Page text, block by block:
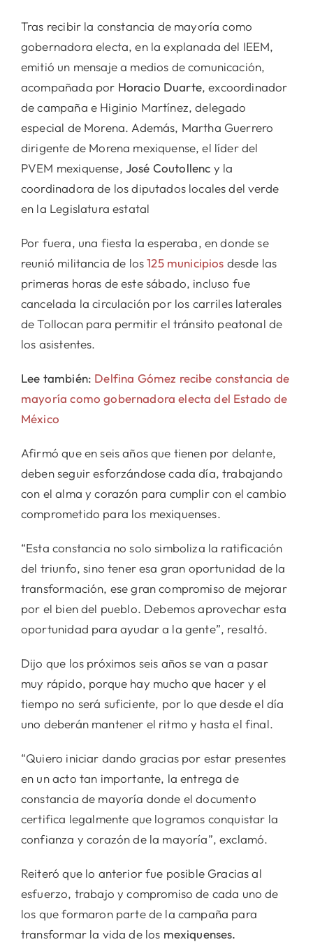
Tras recibir la constancia de mayoría como
gobernadora electa, en la explanada del IEEM,
emitió un mensaje a medios de comunicación,
acompañada por Horacio Duarte, excoordinador
de campaña e Higinio Martínez, delegado
especial de Morena. Además, Martha Guerrero
dirigente de Morena mexiquense, el líder del
PVEM mexiquense, José Coutollenc y la
coordinadora de los diputados locales del verde
en la Legislatura estatal
Por fuera, una fiesta la esperaba, en donde se
reunió militancia de los125 municipios desde las
primeras horas de este sábado, incluso fue
cancelada la circulación por los carriles laterales
de Tollocan para permitir el tránsito peatonal de
los asistentes.
Lee también: Delfina Gómez recibe constancia de
mayoría como gobernadora electa del Estado de
México
Afirmó que en seis años que tienen por delante,
deben seguir esforzándose cada día, trabajando
con el alma y corazón para cumplir con el cambio
comprometido para los mexiquenses.
“Esta constancia no solo simboliza la ratificación
del triunfo, sino tener esa gran oportunidad de la
transformación, ese gran compromiso de mejorar
por el bien del pueblo. Debemos aprovechar esta
oportunidad para ayudar a la gente”, resaltó.
Dijo que los próximos seis años se van a pasar
muy rápido, porque hay mucho que hacer y el
tiempo no será suficiente, por lo que desde el día
uno deberán mantener el ritmo y hasta el final.
“Quiero iniciar dando gracias por estar presentes
en un acto tan importante, la entrega de
constancia de mayoría donde el documento
certifica legalmente que logramos conquistar la
confianza y corazón de la mayoría”, exclamó.
Reiteró que lo anterior fue posible Gracias al
esfuerzo, trabajo y compromiso de cada uno de
los que formaron parte de la campaña para
transformar la vida de los mexiquenses.